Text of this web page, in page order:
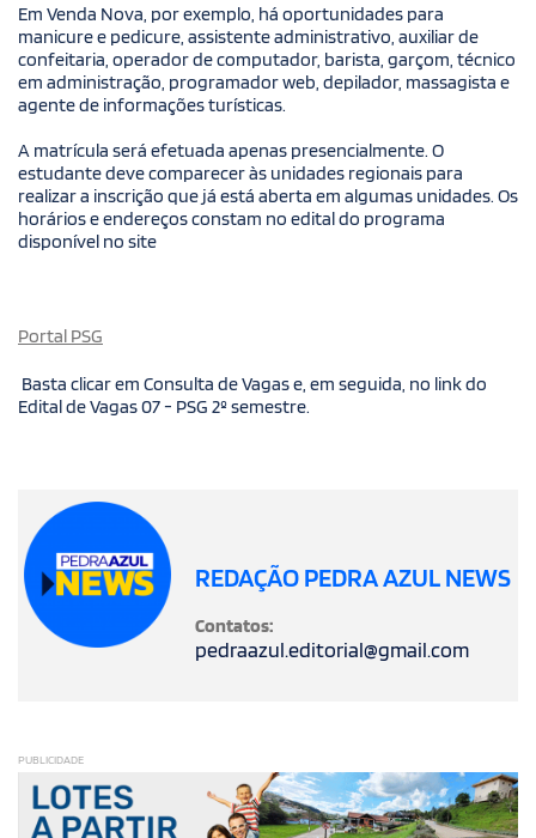
Em Venda Nova, por exemplo, há oportunidades para
manicure e pedicure, assistente administrativo, auxiliar de
confeitaria, operador de computador, barista, garçom, técnico
em administração, programador web, depilador, massagista e
agente de informações turísticas.
A matrícula será efetuada apenas presencialmente. O
estudante deve comparecer às unidades regionais para
realizar a inscrição que já está aberta em algumas unidades. Os
horários e endereços constam no edital do programa
disponível no site
Portal PSG
Basta clicar em Consulta de Vagas e, em seguida, no link do
Edital de Vagas 07 - PSG 2º semestre.
REDAÇÃO PEDRA AZUL NEWS
Contatos:
pedraazul.editorial@gmail.com
PUBLICIDADE